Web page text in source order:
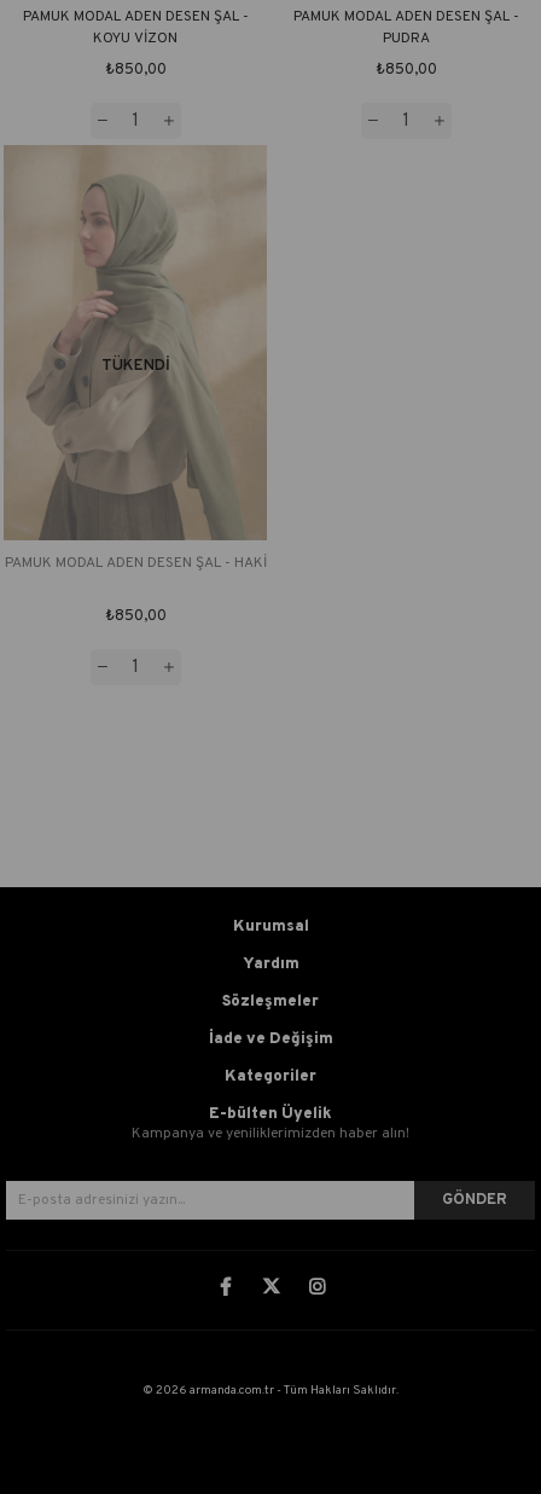
PAMUK MODAL ADEN DESEN ŞAL -
KOYU VİZON
₺850,00
PAMUK MODAL ADEN DESEN ŞAL -
PUDRA
₺850,00
TÜKENDI
PAMUK MODAL ADEN DESEN ŞAL - HAKİ
₺850,00
Kurumsal
Yardım
Sözleşmeler
İade ve Değişim
Kategoriler
E-bülten Üyelik
Kampanya ve yeniliklerimizden haber alın!
GÖNDER
© 2026 armanda.com.tr - Tüm Hakları Saklıdır.